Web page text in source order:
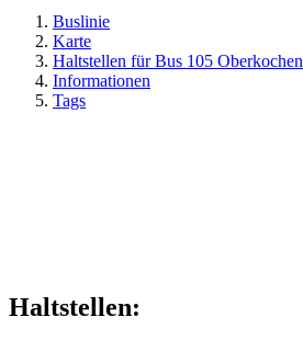
Buslinie
Karte
Haltstellen für Bus 105 Oberkochen
Informationen
Tags
Haltstellen: